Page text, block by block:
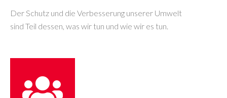
Der Schutz und die Verbesserung unserer Umwelt
sind Teil dessen, was wir tun und wie wir es tun.